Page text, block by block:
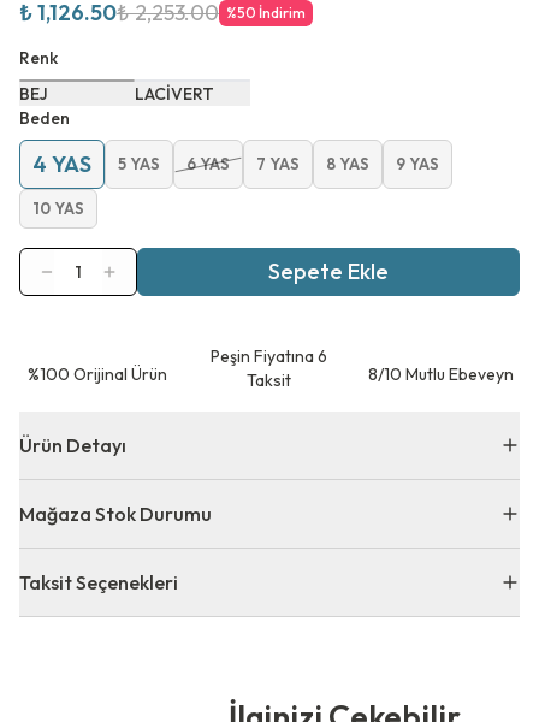
₺ 1,126.50₺ 2,253.00 %50 İndirim
Renk
BEJ
LACİVERT
Beden
4 YAS 5 YAS 6 YAS 7 YAS 8 YAS 9 YAS
10 YAS
1 Sepete Ekle
⁠%100 Orijinal Ürün
Peşin Fiyatına 6
Taksit
8/10 Mutlu Ebeveyn
Ürün Detayı
Mağaza Stok Durumu
Taksit Seçenekleri